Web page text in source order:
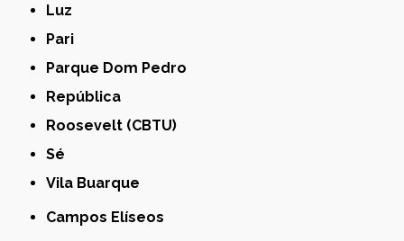
Luz
Pari
Parque Dom Pedro
República
Roosevelt (CBTU)
Sé
Vila Buarque
Campos Elíseos